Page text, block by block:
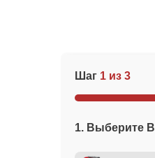
Шаг 1 из 3
1. Выберите